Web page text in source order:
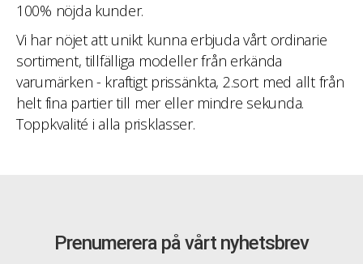
100% nöjda kunder.
Vi har nöjet att unikt kunna erbjuda vårt ordinarie
sortiment, tillfälliga modeller från erkända
varumärken - kraftigt prissänkta, 2.sort med allt från
helt fina partier till mer eller mindre sekunda.
Toppkvalité i alla prisklasser.
Prenumerera på vårt nyhetsbrev